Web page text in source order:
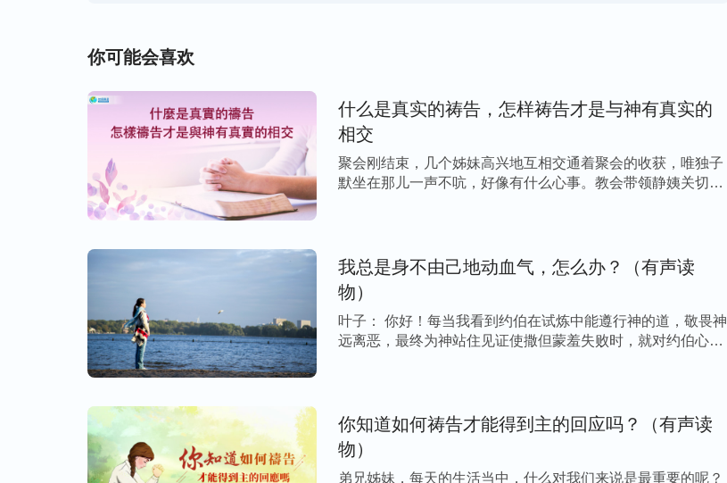
是应当称颂的。’”（约伯记1:20-21）
约伯祷告的时候没有质问神为什么要这么做，也没有要求
神把他的儿女和财产还回来，他先顺服下来寻求神的心意，认识到他的财产都是神赐的，不
是他劳碌得来的，神无论是赏赐还是夺回，受造之物不应该有任何的要求与怨言，这是人该
有的理智。约伯的祷告里对神是顺服，是敬畏，最后为神作出了响亮的见证，被神称为完全
人。可见，我们只要在临到不合我们观念的事上，多祷告寻求神的心意，学会顺服神为神站
住见证，这样神才会带领我们，加给我们信心力量渡过各种难关。
以上就是祷告的三
，当我们不知道如何祷告神才能达到果效时，只要我们按着这些
原则去实行、进入，从每天的生活中开始入手，相信神必会垂听我们的祷告，给我们带来意
想不到的收获。弟兄姊妹们，当我们的祷告没有得到神的回应时，尝试换种方式去亲近神，
你会发现神其实就在我们身边。
—— 张亮
你可能会喜欢
什么是真实的祷告，怎样祷告才是与神有真实的
相交
聚会刚结束，几个姊妹高兴地互相交通着聚会的收获，唯独子
默坐在那儿一声不吭，好像有什么心事。教会带领静姨关切地
我总是身不由己地动血气，怎么办？（有声读
物）
叶子： 你好！每当我看到约伯在试炼中能遵行神的道，敬畏神
远离恶，最终为神站住见证使撒但蒙羞失败时，就对约伯心生
你知道如何祷告才能得到主的回应吗？（有声读
物）
弟兄姊妹，每天的生活当中，什么对我们来说是最重要的呢？